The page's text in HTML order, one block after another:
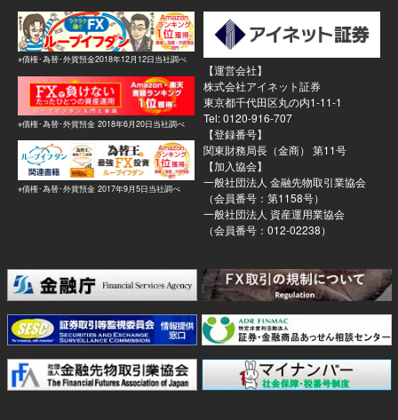
※債権･為替･外貨預金2018年12月12日当社調べ
※債権･為替･外貨預金 2018年6月20日当社調べ
※債権･為替･外貨預金 2017年9月5日当社調べ
【運営会社】
株式会社アイネット証券
東京都千代田区丸の内1-11-1
Tel: 0120-916-707
【登録番号】
関東財務局長（金商） 第11号
【加入協会】
一般社団法人 金融先物取引業協会
（会員番号：第1158号）
一般社団法人 資産運用業協会
（会員番号：012-02238）